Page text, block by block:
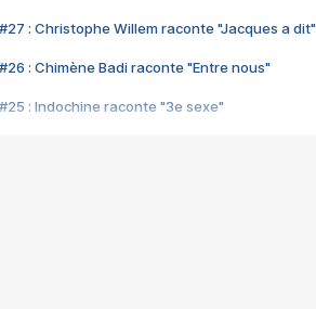
#27 : Christophe Willem raconte "Jacques a dit"
#26 : Chimène Badi raconte "Entre nous"
#25 : Indochine raconte "3e sexe"